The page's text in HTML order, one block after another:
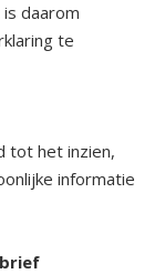
daarom
te
tot het inzien,
informatie